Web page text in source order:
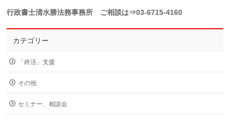
行政書士清水勝法務事務所 ご相談は⇒03-6715-4160
カテゴリー
「終活」支援
その他
セミナー、相談会